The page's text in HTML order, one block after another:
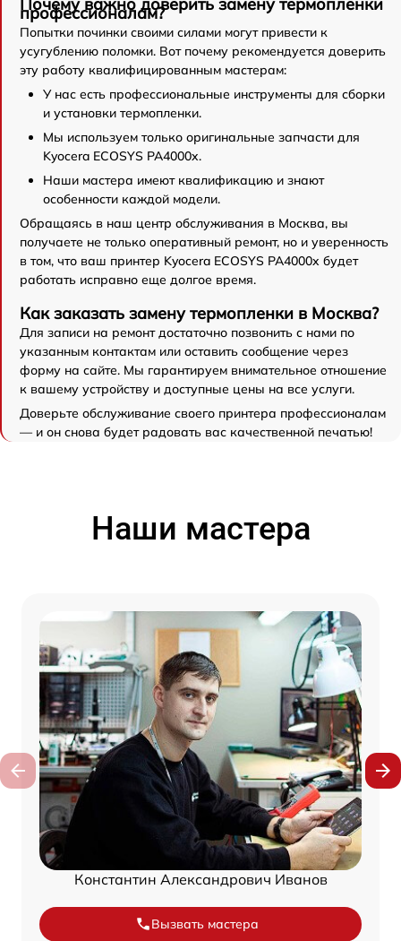
Почему важно доверить замену термопленки
профессионалам?
Попытки починки своими силами могут привести к
усугублению поломки. Вот почему рекомендуется доверить
эту работу квалифицированным мастерам:
У нас есть профессиональные инструменты для сборки
и установки термопленки.
Мы используем только оригинальные запчасти для
Kyocera ECOSYS PA4000x.
Наши мастера имеют квалификацию и знают
особенности каждой модели.
Обращаясь в наш центр обслуживания в Москва, вы
получаете не только оперативный ремонт, но и уверенность
в том, что ваш принтер Kyocera ECOSYS PA4000x будет
работать исправно еще долгое время.
Как заказать замену термопленки в Москва?
Для записи на ремонт достаточно позвонить с нами по
указанным контактам или оставить сообщение через
форму на сайте. Мы гарантируем внимательное отношение
к вашему устройству и доступные цены на все услуги.
Доверьте обслуживание своего принтера профессионалам
— и он снова будет радовать вас качественной печатью!
Наши мастера
Константин Александрович Иванов
Вызвать мастера